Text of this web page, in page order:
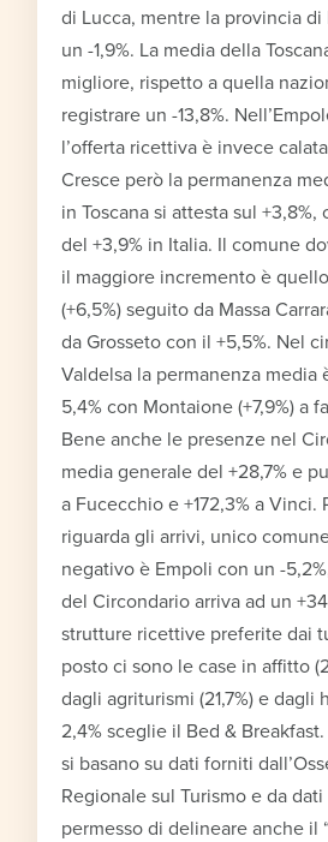
di Lucca, mentre la provincia
un -1,9%. La media della
migliore, rispetto a quella
registrare un -13,8%.
l’offerta ricettiva è invece
Cresce però la permanenza
in Toscana si attesta sul
del +3,9% in Italia. Il comune
il maggiore incremento è
(+6,5%) seguito da Massa
da Grosseto con il +5,5%. Nel
Valdelsa la permanenza media
5,4% con Montaione (+7,9%) a
Bene anche le presenze nel
media generale del +28,7% e
a Fucecchio e +172,3% a Vinci.
riguarda gli arrivi, unico
negativo è Empoli con un -
del Circondario arriva ad un
strutture ricettive preferite dai
posto ci sono le case in affitto
dagli agriturismi (21,7%) e dagli
2,4% sceglie il Bed &
si basano su dati forniti
Regionale sul Turismo e da
permesso di delineare anche il